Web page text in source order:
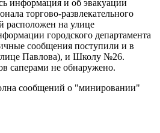
информация и об эвакуации
торгово-развлекательного
расположен на улице
городского департамента
сообщения поступили и в
Павлова), и Школу №26.
саперами не обнаружено.
сообщений о "минировании"